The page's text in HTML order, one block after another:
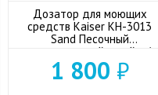
Дозатор для моющих
средств Kaiser KH-3013
Sand Песочный
встраиваемый в мойку/
столешницу
1 800 ₽